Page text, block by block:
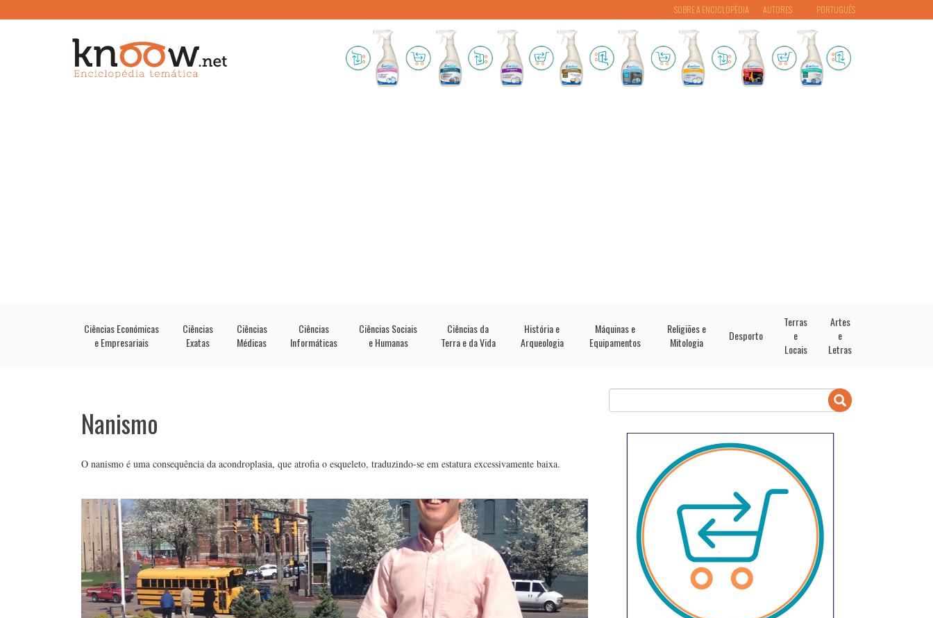
PORTUGUÊS
SOBRE A ENCICLOPÉDIA AUTORES
Ciências Económicas
e Empresariais
Ciências
Exatas
Ciências
Médicas
Ciências
Informáticas
Ciências Sociais
e Humanas
Ciências da
Terra e da Vida
História e
Arqueologia
Máquinas e
Equipamentos
Religiões e
Mitologia
Desporto
Terras
e
Locais
Artes
e
Letras
Nanismo
O nanismo é uma consequência da acondroplasia, que atrofia o esqueleto, traduzindo-se em estatura excessivamente baixa.